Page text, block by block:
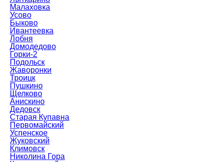
Малаховка
Усово
Быково
Ивантеевка
Лобня
Домодедово
Горки-2
Подольск
Жаворонки
Троицк
Пушкино
Щелково
Анискино
Дедовск
Старая Купавна
Первомайский
Успенское
Жуковский
Климовск
Николина Гора